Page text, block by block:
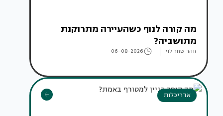
מה קורה לנוף כשהעיירה מתרוקנת
מתושביה?
זוהר שחר לוי 06-08-2026
אדריכלות